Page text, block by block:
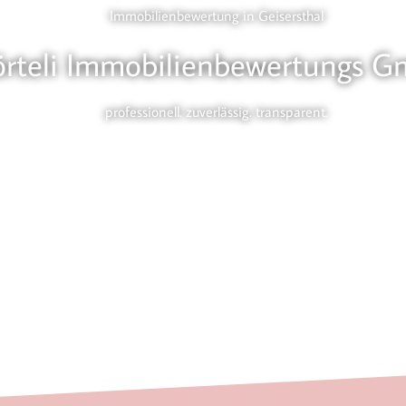
Immobilienbewertung in Geisersthal
Immobilienbewertungs
professionell. zuverlässig. transparent.